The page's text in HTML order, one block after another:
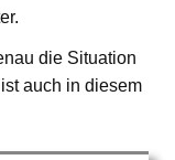
die Situation
auch in diesem